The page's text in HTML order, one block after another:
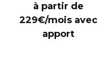
à partir de
229€/mois avec
apport